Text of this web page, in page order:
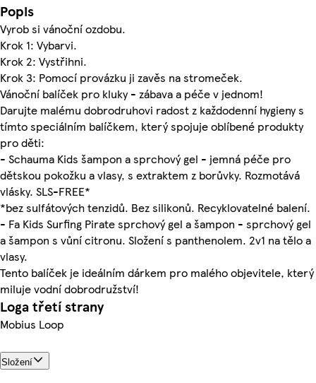
Popis
Vyrob si vánoční ozdobu.
Krok 1: Vybarvi.
Krok 2: Vystřihni.
Krok 3: Pomocí provázku ji zavěs na stromeček.
Vánoční balíček pro kluky - zábava a péče v jednom!
Darujte malému dobrodruhovi radost z každodenní hygieny s
tímto speciálním balíčkem, který spojuje oblíbené produkty
pro děti:
- Schauma Kids šampon a sprchový gel - jemná péče pro
dětskou pokožku a vlasy, s extraktem z borůvky. Rozmotává
vlásky. SLS-FREE*
*bez sulfátových tenzidů. Bez silikonů. Recyklovatelné balení.
- Fa Kids Surfing Pirate sprchový gel a šampon - sprchový gel
a šampon s vůní citronu. Složení s panthenolem. 2v1 na tělo a
vlasy.
Tento balíček je ideálním dárkem pro malého objevitele, který
miluje vodní dobrodružství!
Loga třetí strany
Mobius Loop
Složení